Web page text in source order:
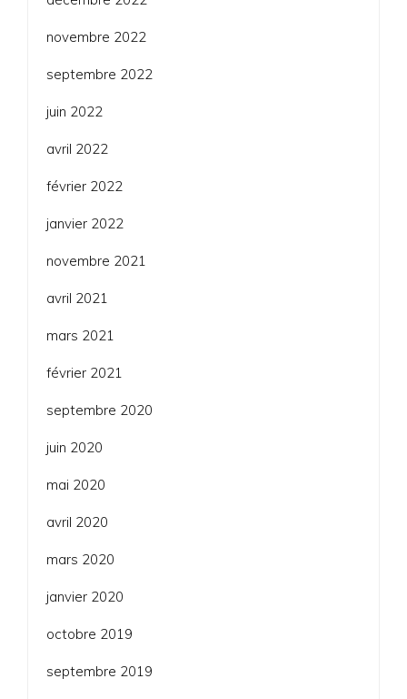
novembre 2022
septembre 2022
juin 2022
avril 2022
février 2022
janvier 2022
novembre 2021
avril 2021
mars 2021
février 2021
septembre 2020
juin 2020
mai 2020
avril 2020
mars 2020
janvier 2020
octobre 2019
septembre 2019